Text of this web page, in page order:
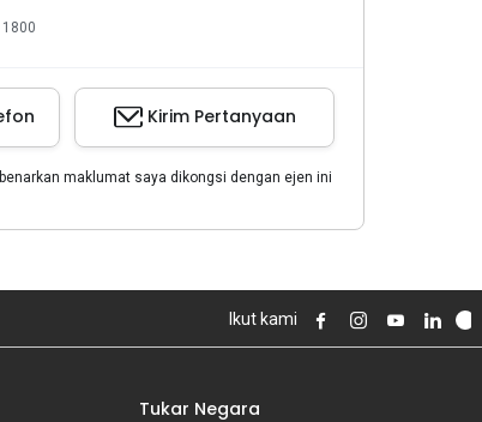
Kirim Pertanyaan
maklumat saya dikongsi dengan ejen ini
Ikut kami
Tukar Negara